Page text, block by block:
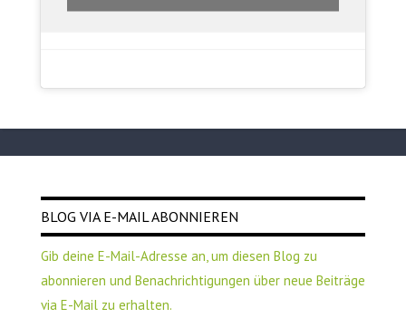
BLOG VIA E-MAIL ABONNIEREN
Gib deine E-Mail-Adresse an, um diesen Blog zu
abonnieren und Benachrichtigungen über neue Beiträge
via E-Mail zu erhalten.